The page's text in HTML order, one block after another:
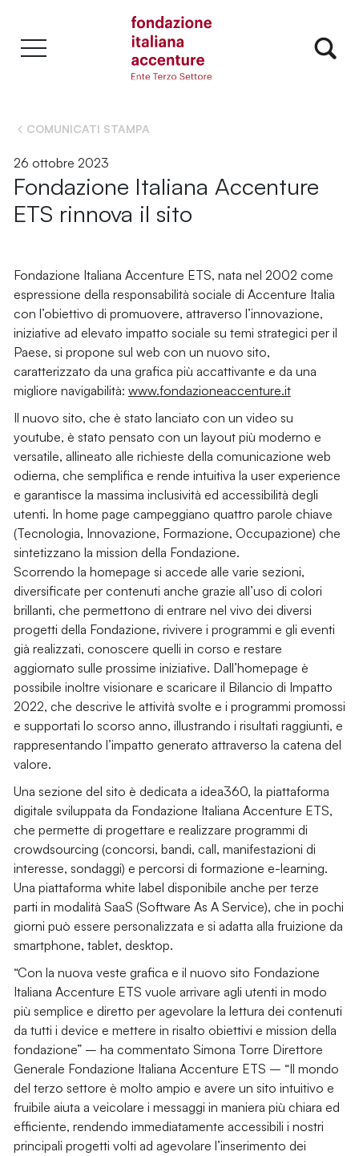
COMUNICATI STAMPA
26 ottobre 2023
Fondazione Italiana Accenture
ETS rinnova il sito
Fondazione Italiana Accenture ETS, nata nel 2002 come
espressione della responsabilità sociale di Accenture Italia
con l’obiettivo di promuovere, attraverso l’innovazione,
iniziative ad elevato impatto sociale su temi strategici per il
Paese, si propone sul web con un nuovo sito,
caratterizzato da una grafica più accattivante e da una
migliore navigabilità: www.fondazioneaccenture.it
Il nuovo sito, che è stato lanciato con un video su
youtube, è stato pensato con un layout più moderno e
versatile, allineato alle richieste della comunicazione web
odierna, che semplifica e rende intuitiva la user experience
e garantisce la massima inclusività ed accessibilità degli
utenti. In home page campeggiano quattro parole chiave
(Tecnologia, Innovazione, Formazione, Occupazione) che
sintetizzano la mission della Fondazione.
Scorrendo la homepage si accede alle varie sezioni,
diversificate per contenuti anche grazie all’uso di colori
brillanti, che permettono di entrare nel vivo dei diversi
progetti della Fondazione, rivivere i programmi e gli eventi
già realizzati, conoscere quelli in corso e restare
aggiornato sulle prossime iniziative. Dall’homepage è
possibile inoltre visionare e scaricare il Bilancio di Impatto
2022, che descrive le attività svolte e i programmi promossi
e supportati lo scorso anno, illustrando i risultati raggiunti, e
rappresentando l’impatto generato attraverso la catena del
valore.
Una sezione del sito è dedicata a idea360, la piattaforma
digitale sviluppata da Fondazione Italiana Accenture ETS,
che permette di progettare e realizzare programmi di
crowdsourcing (concorsi, bandi, call, manifestazioni di
interesse, sondaggi) e percorsi di formazione e-learning.
Una piattaforma white label disponibile anche per terze
parti in modalità SaaS (Software As A Service), che in pochi
giorni può essere personalizzata e si adatta alla fruizione da
smartphone, tablet, desktop.
“Con la nuova veste grafica e il nuovo sito Fondazione
Italiana Accenture ETS vuole arrivare agli utenti in modo
più semplice e diretto per agevolare la lettura dei contenuti
da tutti i device e mettere in risalto obiettivi e mission della
fondazione” – ha commentato Simona Torre Direttore
Generale Fondazione Italiana Accenture ETS – “Il mondo
del terzo settore è molto ampio e avere un sito intuitivo e
fruibile aiuta a veicolare i messaggi in maniera più chiara ed
efficiente, rendendo immediatamente accessibili i nostri
principali progetti volti ad agevolare l’inserimento dei